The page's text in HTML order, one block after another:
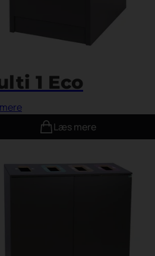
1 Eco
Læs mere